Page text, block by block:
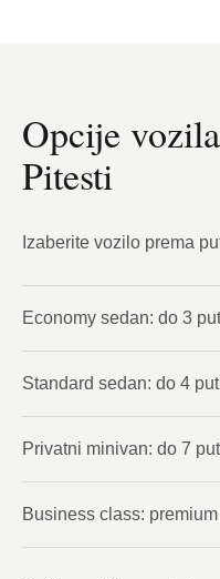
Opcije
Pitesti
Izaberite vozilo prema
Economy sedan: do 3
Standard sedan: do 4
Privatni minivan: do 7
Business class: